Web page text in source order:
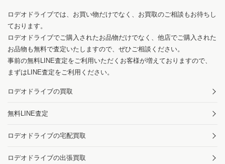
ロデオドライブでは、お買い物だけでなく、お買取のご相談もお待ちし
ております。
ロデオドライブでご購入されたお品物だけでなく、他店でご購入された
お品物も無料で査定いたしますので、ぜひご相談ください。
事前の無料LINE査定をご利用いただくお客様が増えておりますので、
まずはLINE査定をご利用ください。
ロデオドライブの買取
無料LINE査定
ロデオドライブの宅配買取
ロデオドライブの出張買取